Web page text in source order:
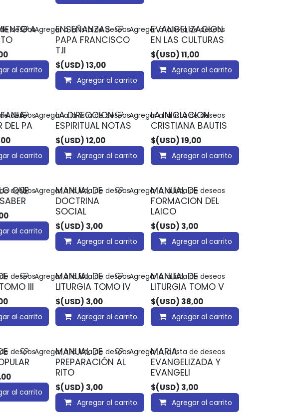
A
al carrito
deseos
ENSEÑANZAS
PAPA FRANCISCO
T.II
$(USD)13,00
Agregar al carrito
Agregar a la lista de deseos
EVANGELIZACION
EN LAS CULTURAS
$(USD)11,00
Agregar al carrito
Agregar a la lista de deseos
DEL PA
al carrito
deseos
LA DIRECCION
ESPIRITUAL NOTAS
$(USD)12,00
Agregar al carrito
Agregar a la lista de deseos
LA INICIACION
CRISTIANA BAUTIS
$(USD)19,00
Agregar al carrito
Agregar a la lista de deseos
QUE
al carrito
deseos
MANUAL DE
DOCTRINA
SOCIAL
$(USD) 3,00
Agregar al carrito
Agregar a la lista de deseos
MANUAL DE
FORMACION DEL
LAICO
$(USD) 3,00
Agregar al carrito
Agregar a la lista de deseos
III
al carrito
deseos
MANUAL DE
LITURGIA TOMO IV
$(USD) 3,00
Agregar al carrito
Agregar a la lista de deseos
MANUAL DE
LITURGIA TOMO V
$(USD) 38,00
Agregar al carrito
Agregar a la lista de deseos
al carrito
deseos
MANUAL DE
PREPARACIÓN AL
RITO
$(USD) 3,00
Agregar al carrito
Agregar a la lista de deseos
MARIA
EVANGELIZADA Y
EVANGELI
$(USD) 3,00
Agregar al carrito
Agregar a la lista de deseos